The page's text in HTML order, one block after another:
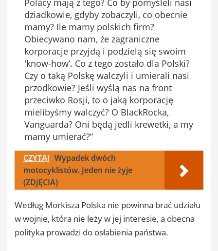
Polacy mają z tego? Co by pomyśleli nasi
dziadkowie, gdyby zobaczyli, co obecnie
mamy? Ile mamy polskich firm?
Obiecywano nam, że zagraniczne
korporacje przyjdą i podzielą się swoim
'know-how’. Co z tego zostało dla Polski?
Czy o taką Polskę walczyli i umierali nasi
przodkowie? Jeśli wyślą nas na front
przeciwko Rosji, to o jaką korporację
mielibyśmy walczyć? O BlackRocka,
Vanguarda? Oni będą jedli krewetki, a my
mamy umierać?”
CZYTAJ Wypadek dwóch
motocyklistów. Jeden nie żyje
(ZDJĘCIA)
Według Morkisza Polska nie powinna brać udziału
w wojnie, która nie leży w jej interesie, a obecna
polityka prowadzi do osłabienia państwa.